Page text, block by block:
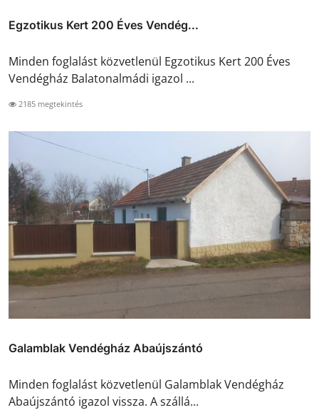
Egzotikus Kert 200 Éves Vendég...
Minden foglalást közvetlenül Egzotikus Kert 200 Éves
Vendégház Balatonalmádi igazol ...
2185 megtekintés
Galamblak Vendégház Abaújszántó
Minden foglalást közvetlenül Galamblak Vendégház
Abaújszántó igazol vissza. A szállá...